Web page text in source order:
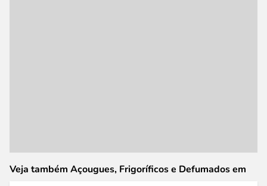
Veja também Açougues, Frigoríficos e Defumados em